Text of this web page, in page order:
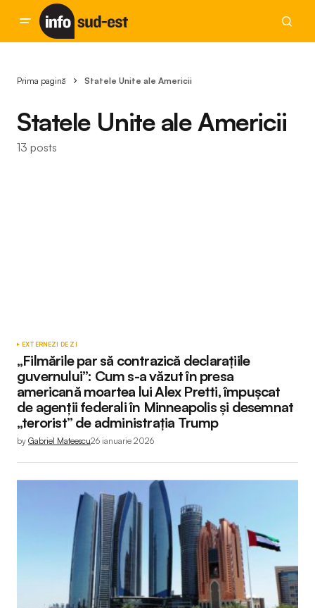
Prima pagină Statele Unite ale Americii
Statele Unite ale Americii
13 posts
EXTERNEZI DE ZI
„Filmările par să contrazică declarațiile
guvernului”: Cum s-a văzut în presa
americană moartea lui Alex Pretti, împușcat
de agenții federali în Minneapolis și desemnat
„terorist” de administrația Trump
by Gabriel Mateescu26 ianuarie 2026